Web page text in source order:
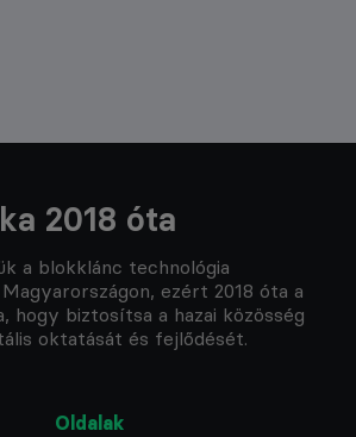
2018 óta
a blokklánc technológia
ezért 2018 óta a
hogy biztosítsa a hazai közösség
oktatását és fejlődését.
Oldalak